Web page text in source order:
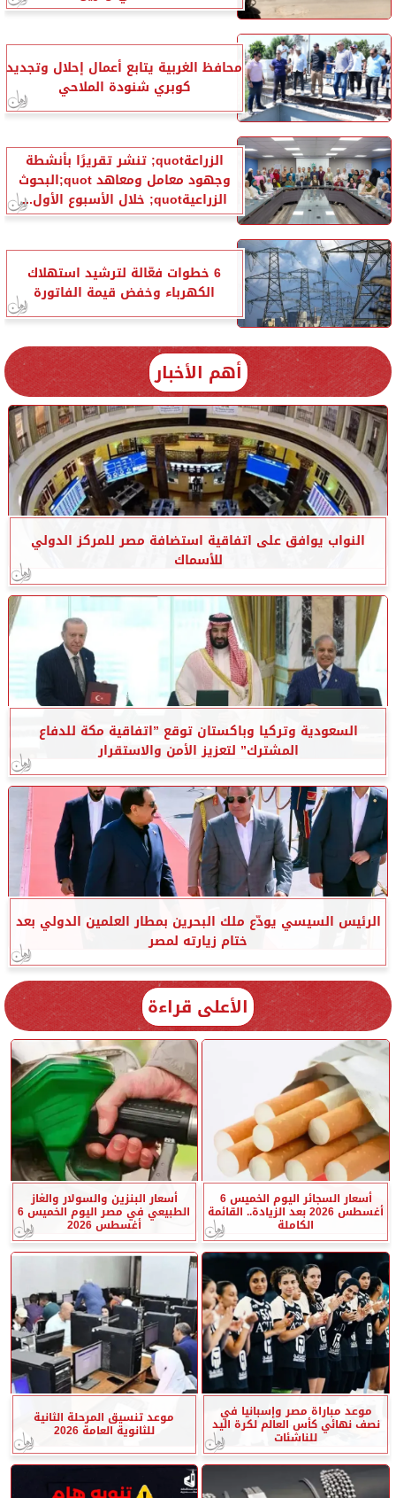
محافظ الغربية يتابع أعمال إحلال وتجديد
كوبري شنودة الملاحي
الزراعةquot; تنشر تقريرًا بأنشطة
وجهود معامل ومعاهد quot;البحوث
الزراعيةquot; خلال الأسبوع الأول...
6 خطوات فعّالة لترشيد استهلاك
الكهرباء وخفض قيمة الفاتورة
أهم الأخبار
النواب يوافق على اتفاقية استضافة مصر للمركز الدولي
للأسماك
السعودية وتركيا وباكستان توقع ”اتفاقية مكة للدفاع
المشترك” لتعزيز الأمن والاستقرار
الرئيس السيسي يودّع ملك البحرين بمطار العلمين الدولي بعد
ختام زيارته لمصر
الأعلى قراءة
أسعار السجائر اليوم الخميس 6
أغسطس 2026 بعد الزيادة.. القائمة
الكاملة
أسعار البنزين والسولار والغاز
الطبيعي في مصر اليوم الخميس 6
أغسطس 2026
موعد مباراة مصر وإسبانيا في
نصف نهائي كأس العالم لكرة اليد
للناشئات
موعد تنسيق المرحلة الثانية
للثانوية العامة 2026